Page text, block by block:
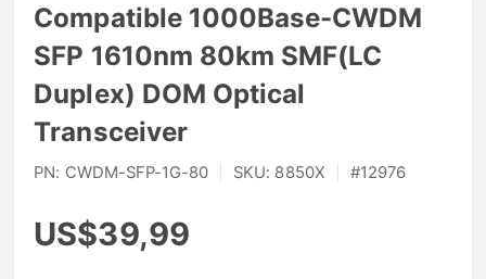
Compatible 1000Base-CWDM
SFP 1610nm 80km SMF(LC
Duplex) DOM Optical
Transceiver
PN: CWDM-SFP-1G-80 SKU: 8850X #12976
US$39,99